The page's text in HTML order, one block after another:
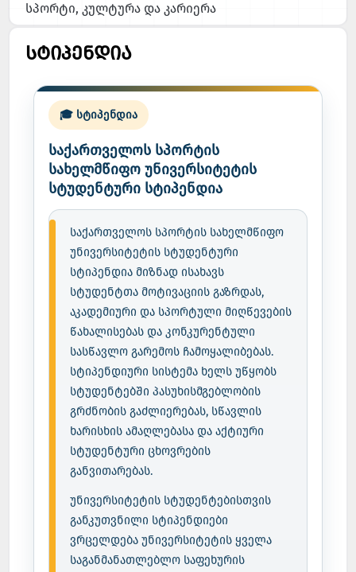
სტიპენდია
🎓 სტიპენდია
საქართველოს სპორტის
სახელმწიფო უნივერსიტეტის
სტუდენტური სტიპენდია
საქართველოს სპორტის სახელმწიფო
უნივერსიტეტის სტუდენტური
სტიპენდია მიზნად ისახავს
სტუდენტთა მოტივაციის გაზრდას,
აკადემიური და სპორტული მიღწევების
წახალისებას და კონკურენტული
სასწავლო გარემოს ჩამოყალიბებას.
სტიპენდიური სისტემა ხელს უწყობს
სტუდენტებში პასუხისმგებლობის
გრძნობის გაძლიერებას, სწავლის
ხარისხის ამაღლებასა და აქტიური
სტუდენტური ცხოვრების
განვითარებას.
უნივერსიტეტის სტუდენტებისთვის
განკუთვნილი სტიპენდიები
ვრცელდება უნივერსიტეტის ყველა
საგანმანათლებლო საფეხურის
სპორტი, კულტურა და კარიერა